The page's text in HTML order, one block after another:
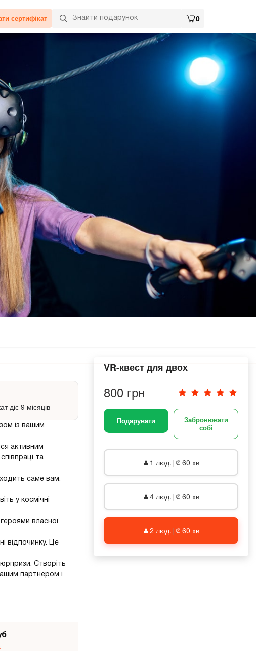
сертифікат 0
VR-квест для двох
800 грн
Подарувати
Забронювати
собі
👤 1 люд. | ⏰ 60 хв
👤4 люд. | ⏰ 60 хв
👤2 люд. | ⏰ 60 хв
діє 9 місяців
із вашим
активним
та
саме вам.
у космічні
власної
відпочинку. Це
Створіть
партнером і